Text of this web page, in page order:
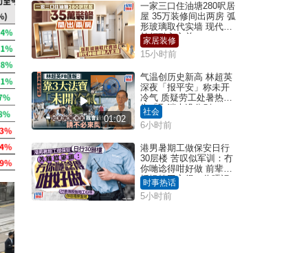
一家三口住油塘280呎居
屋 35万装修间出两房 弧
形玻璃取代实墙 现代神
枱柜融入玄关
家居装修
15小时前
01:02
气温创历史新高 林超英
深夜「报平安」称未开
冷气 质疑劳工处暑热警
告「取消也没分别」
社会
6小时前
港男暑期工做保安日行
30层楼 苦叹似军训：冇
你哋谂得咁好做 前辈传
授揾笋工心得：你唔识
拣盘啫｜Juicy叮
时事热话
5小时前